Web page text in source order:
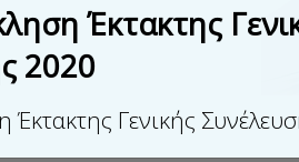
Έκτακτης
2020
Γενικής